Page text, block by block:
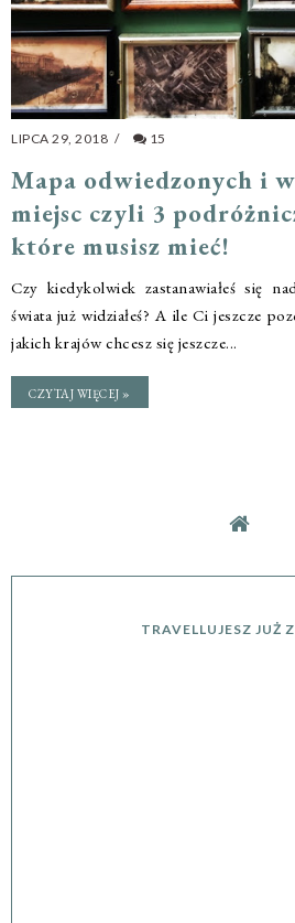
LIPCA 29, 2018 / 15
Mapa odwiedzonych i
miejsc czyli 3
które musisz mieć!
Czy kiedykolwiek zastanawiałeś się
świata już widziałeś? A ile Ci jeszcze
jakich krajów chcesz się jeszcze...
CZYTAJ WIĘCEJ »
TRAVELLUJESZ JUŻ